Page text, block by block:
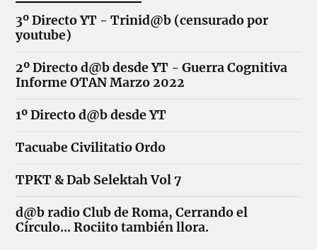
3º Directo YT - Trinid@b (censurado por
youtube)
2º Directo d@b desde YT - Guerra Cognitiva
Informe OTAN Marzo 2022
1º Directo d@b desde YT
Tacuabe Civilitatio Ordo
TPKT & Dab Selektah Vol 7
d@b radio Club de Roma, Cerrando el
Círculo... Rociito también llora.